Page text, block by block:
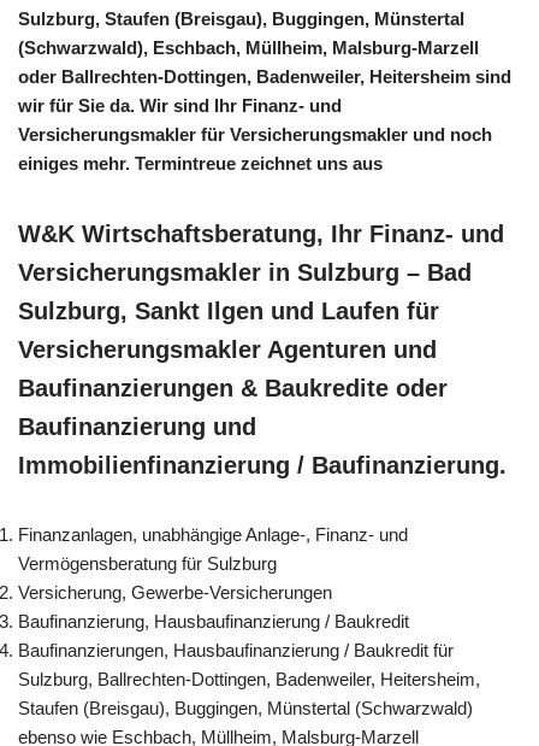
Sulzburg, Staufen (Breisgau), Buggingen, Münstertal
(Schwarzwald), Eschbach, Müllheim, Malsburg-Marzell
oder Ballrechten-Dottingen, Badenweiler, Heitersheim sind
wir für Sie da. Wir sind Ihr Finanz- und
Versicherungsmakler für Versicherungsmakler und noch
einiges mehr. Termintreue zeichnet uns aus
W&K Wirtschaftsberatung, Ihr Finanz- und
Versicherungsmakler in Sulzburg – Bad
Sulzburg, Sankt Ilgen und Laufen für
Versicherungsmakler Agenturen und
Baufinanzierungen & Baukredite oder
Baufinanzierung und
Immobilienfinanzierung / Baufinanzierung.
Finanzanlagen, unabhängige Anlage-, Finanz- und
Vermögensberatung für Sulzburg
Versicherung, Gewerbe-Versicherungen
Baufinanzierung, Hausbaufinanzierung / Baukredit
Baufinanzierungen, Hausbaufinanzierung / Baukredit für
Sulzburg, Ballrechten-Dottingen, Badenweiler, Heitersheim,
Staufen (Breisgau), Buggingen, Münstertal (Schwarzwald)
ebenso wie Eschbach, Müllheim, Malsburg-Marzell